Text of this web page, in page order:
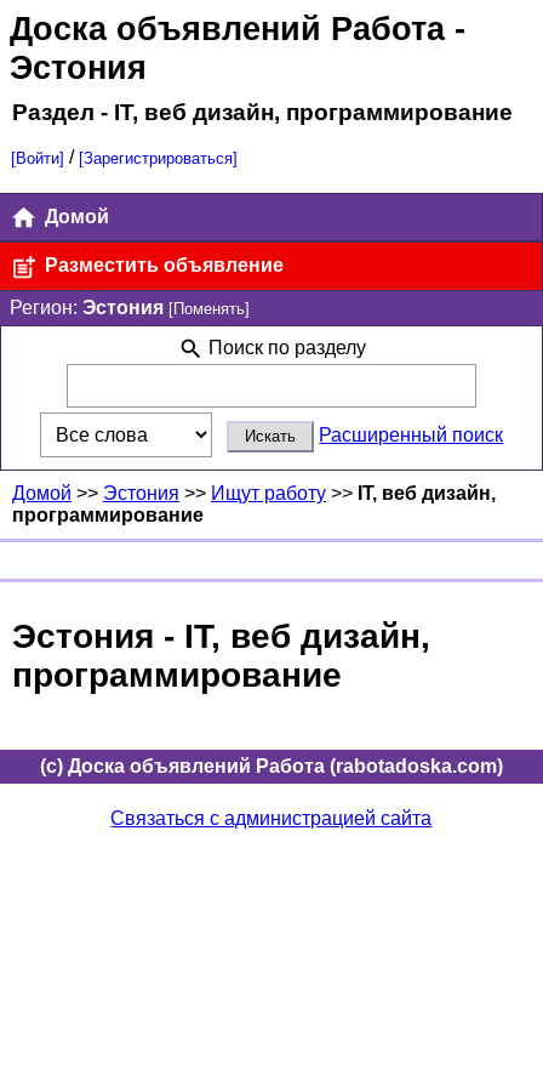
Доска объявлений Работа-
Эстония
Раздел - IT, веб дизайн, программирование
[Войти] / [Зарегистрироваться]
Домой
Разместить объявление
Регион: Эстония [Поменять]
Поиск по разделу
Расширенный поиск
Домой >> Эстония >> Ищут работу >> IT, веб дизайн,
программирование
Эстония - IT, веб дизайн,
программирование
(c) Доска объявлений Работа (rabotadoska.com)
Связаться с администрацией сайта